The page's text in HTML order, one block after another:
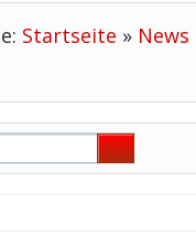
Startseite » News